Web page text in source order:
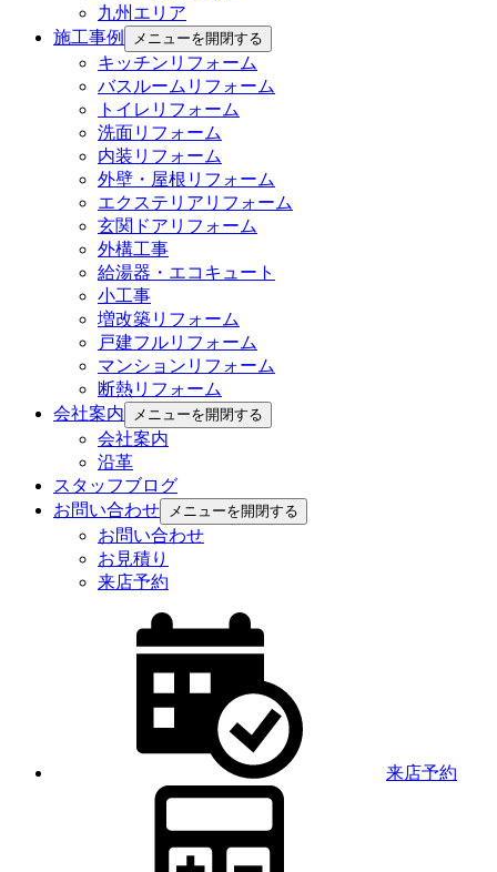
九州エリア
施工事例
メニューを開閉する
キッチンリフォーム
バスルームリフォーム
トイレリフォーム
洗面リフォーム
内装リフォーム
外壁・屋根リフォーム
エクステリアリフォーム
玄関ドアリフォーム
外構工事
給湯器・エコキュート
小工事
増改築リフォーム
戸建フルリフォーム
マンションリフォーム
断熱リフォーム
会社案内
メニューを開閉する
会社案内
沿革
スタッフブログ
お問い合わせ
メニューを開閉する
お問い合わせ
お見積り
来店予約
来店予約